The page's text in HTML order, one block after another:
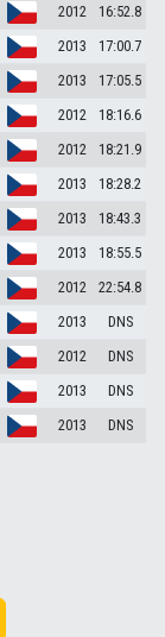
2012
16:52.8
2013
17:00.7
2013
17:05.5
2012
18:16.6
2012
18:21.9
2013
18:28.2
2013
18:43.3
2013
18:55.5
2012
22:54.8
2013
DNS
2012
DNS
2013
DNS
2013 DNS